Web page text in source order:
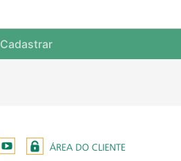
Cadastrar